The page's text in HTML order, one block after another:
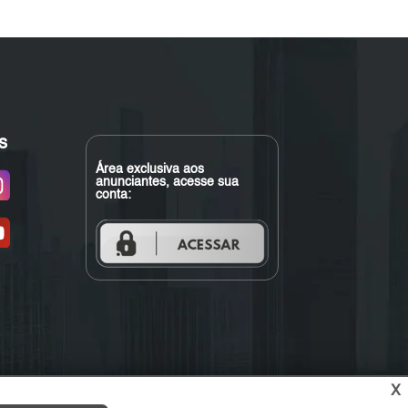
Área exclusiva aos
anunciantes, acesse sua
conta:
X